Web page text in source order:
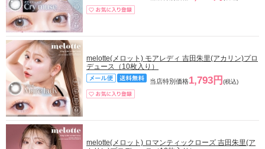
melotte(メロット) モアレディ 吉田朱里(アカリン)プロ
デュース（10枚入り）
当店特別価格1,793円 (税込)
melotte(メロット) ロマンティックローズ 吉田朱里(ア